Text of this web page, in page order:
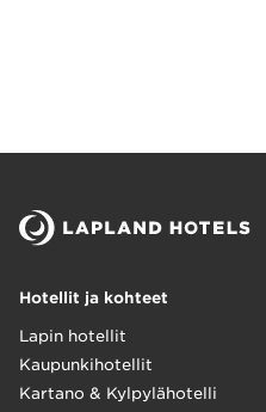
Hotellit ja kohteet
Lapin hotellit
Kaupunkihotellit
Kartano & Kylpylähotelli